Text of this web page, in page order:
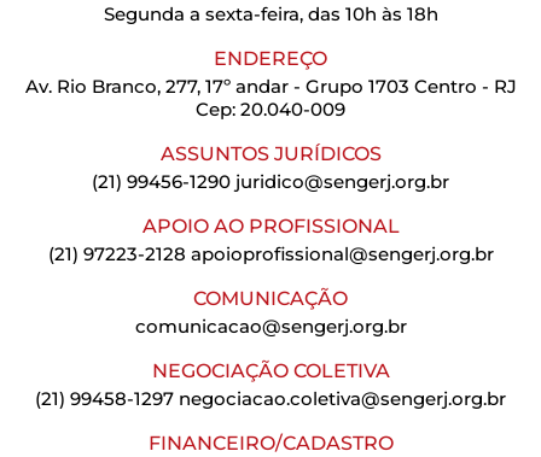
Segunda a sexta-feira, das 10h às 18h
ENDEREÇO
Av. Rio Branco, 277, 17º andar - Grupo 1703 Centro - RJ
Cep: 20.040-009
ASSUNTOS JURÍDICOS
(21) 99456-1290 juridico@sengerj.org.br
APOIO AO PROFISSIONAL
(21) 97223-2128 apoioprofissional@sengerj.org.br
COMUNICAÇÃO
comunicacao@sengerj.org.br
NEGOCIAÇÃO COLETIVA
(21) 99458-1297 negociacao.coletiva@sengerj.org.br
FINANCEIRO/CADASTRO